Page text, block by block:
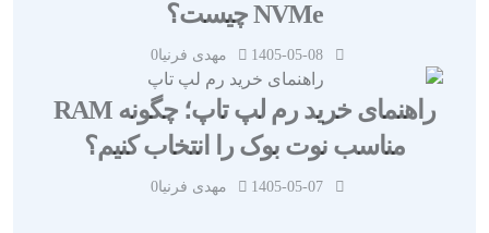
NVMe چیست؟
1405-05-08 مهدی فرنیا0
راهنمای خرید رم لپ تاپ؛ چگونه RAM
مناسب نوت بوک را انتخاب کنیم؟
1405-05-07 مهدی فرنیا0